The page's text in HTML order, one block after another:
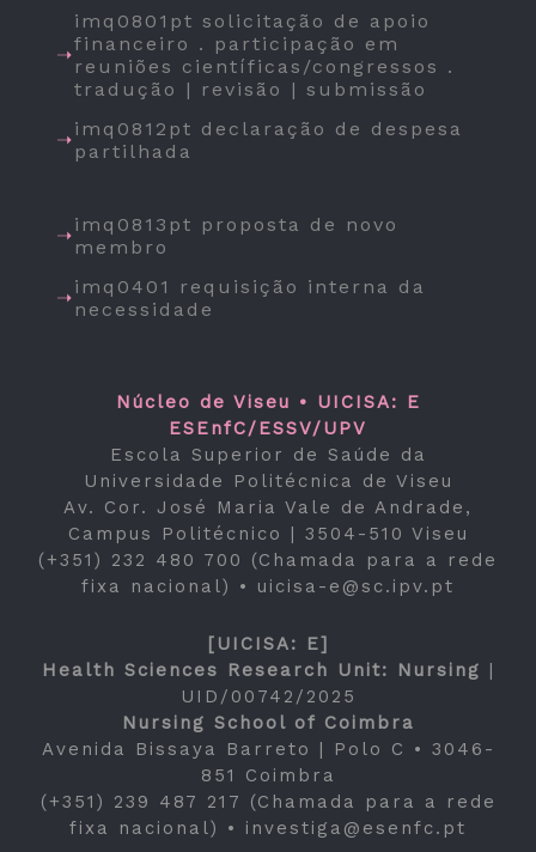
imq0801pt solicitação de apoio
financeiro . participação em
reuniões científicas/congressos .
tradução | revisão | submissão
imq0812pt declaração de despesa
partilhada
imq0813pt proposta de novo
membro
imq0401 requisição interna da
necessidade
Núcleo de Viseu • UICISA: E
ESEnfC/ESSV/UPV
Escola Superior de Saúde da
Universidade Politécnica de Viseu
Av. Cor. José Maria Vale de Andrade,
Campus Politécnico | 3504-510 Viseu
(+351) 232 480 700 (Chamada para a rede
fixa nacional) • uicisa-e@sc.ipv.pt
[UICISA: E]
Health Sciences Research Unit: Nursing |
UID/00742/2025
Nursing School of Coimbra
Avenida Bissaya Barreto | Polo C • 3046-
851 Coimbra
(+351) 239 487 217 (Chamada para a rede
fixa nacional) • investiga@esenfc.pt